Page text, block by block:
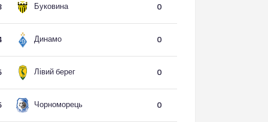
Буковина 0
Динамо 0
Лівий берег 0
Чорноморець 0